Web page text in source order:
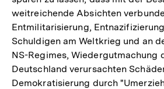
weitreichende Absichten
Entmilitarisierung,
Schuldigen am Weltkrieg und an
NS-Regimes, Wiedergutmachung
Deutschland verursachten
Demokratisierung durch